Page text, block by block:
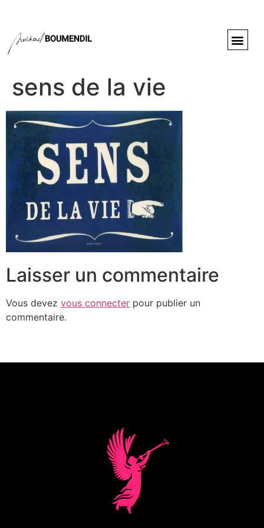
sens de la vie
Laisser un commentaire
Vous devez vous connecter pour publier un
commentaire.